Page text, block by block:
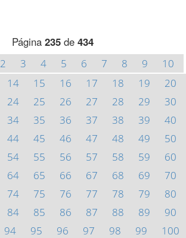
Página 235de 434
2 3 4 5 6 7 8 9
10
14 15 16 17 18 19
20
24 25 26 27 28 29
30
34 35 36 37 38 39
40
44 45 46 47 48 49
50
54 55 56 57 58 59
60
64 65 66 67 68 69
70
74 75 76 77 78 79
80
84 85 86 87 88 89
90
94 95 96 97 98 99
100